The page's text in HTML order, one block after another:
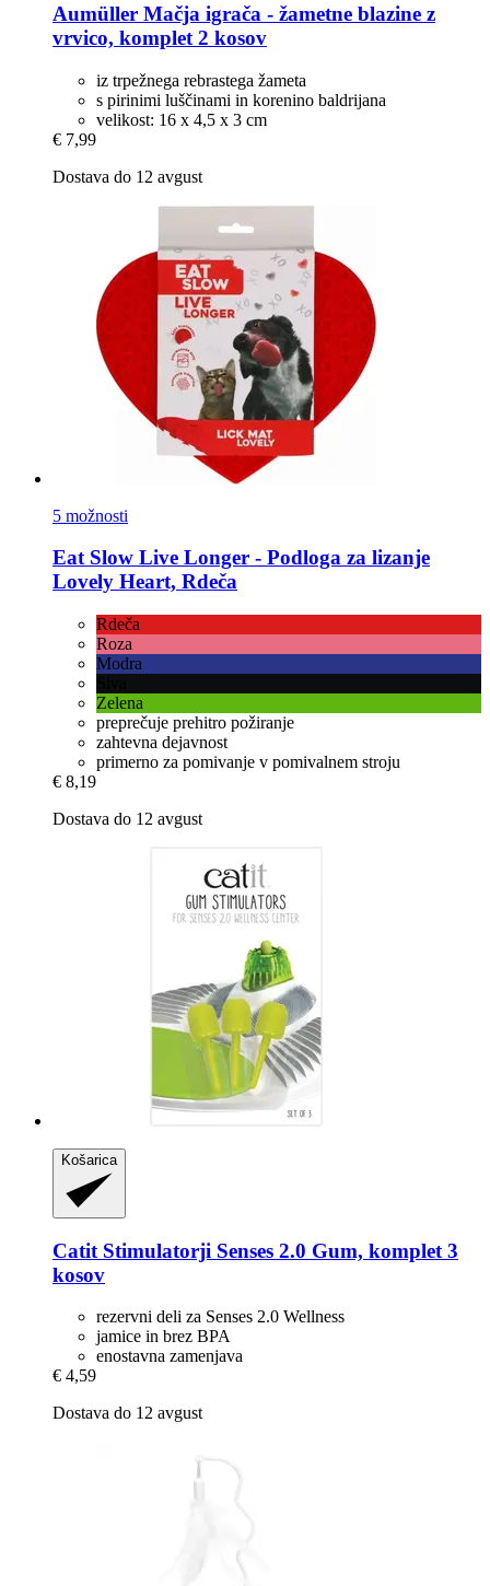
Aumüller Mačja igrača -​ žametne blazine z
vrvico, komplet 2 kosov
iz trpežnega rebrastega žameta
s pirinimi luščinami in korenino baldrijana
velikost: 16 x 4,5 x 3 cm
€ 7,99
Dostava do 12 avgust
5 možnosti
Eat Slow Live Longer -​ Podloga za lizanje
Lovely Heart, Rdeča
Rdeča
Roza
Modra
Zelena
preprečuje prehitro požiranje
zahtevna dejavnost
primerno za pomivanje v pomivalnem stroju
€ 8,19
Dostava do 12 avgust
Košarica
Catit Stimulatorji Senses 2.0 Gum, komplet 3
kosov
rezervni deli za Senses 2.0 Wellness
jamice in brez BPA
enostavna zamenjava
€ 4,59
Dostava do 12 avgust